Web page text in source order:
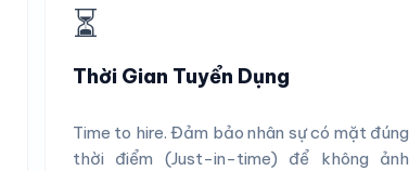
⏳
Thời Gian Tuyển Dụng
Time to hire. Đảm bảo nhân sự có mặt đúng
thời điểm (Just-in-time) để không ảnh